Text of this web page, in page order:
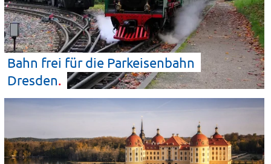
Bahn frei für die Parkeisenbahn
Dresden